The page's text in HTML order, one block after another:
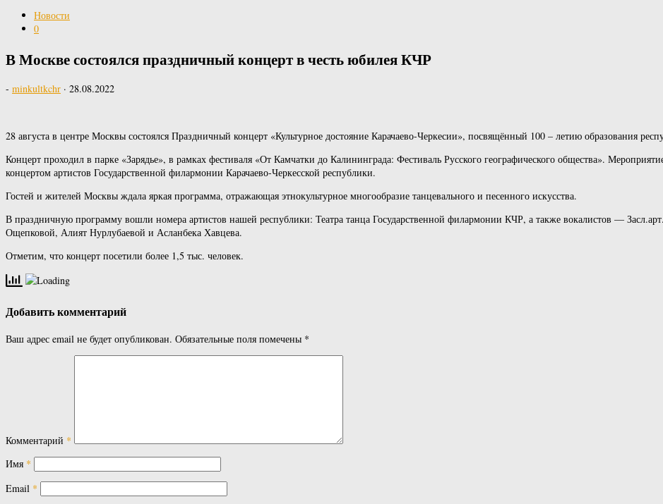
Новости
0
В Москве состоялся праздничный концерт в честь юбилея КЧР
- minkultkchr · 28.08.2022
28 августа в центре Москвы состоялся Праздничный концерт «Культурное достояние Карачаево-Черкесии», посвящённый 100 – летию образования
Концерт проходил в парке «Зарядье», в рамках фестиваля «От Камчатки до Калининграда: Фестиваль Русского географического общества».
концертом артистов Государственной филармонии Карачаево-Черкесской республики.
Гостей и жителей Москвы ждала яркая программа, отражающая этнокультурное многообразие танцевального и песенного искусства.
В праздничную программу вошли номера артистов нашей республики: Театра танца Государственной филармонии КЧР, а также вокалистов —
Ощепковой, Алият Нурлубаевой и Асланбека Хавцева.
Отметим, что концерт посетили более 1,5 тыс. человек.
Добавить комментарий
Ваш адрес email не будет опубликован. Обязательные поля помечены *
Комментарий *
Имя *
Email *